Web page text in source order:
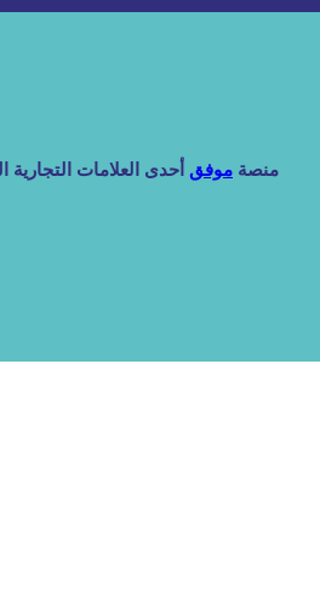
منصة موفق أحدى العلامات التجارية